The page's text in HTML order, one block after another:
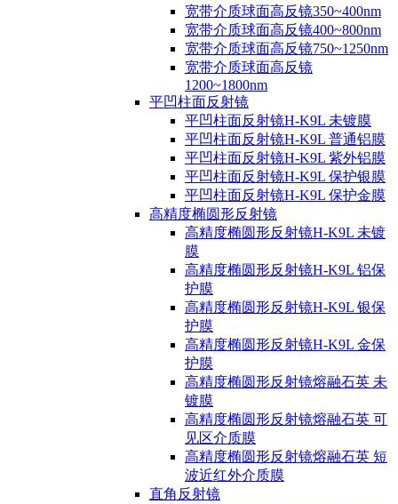
宽带介质球面高反镜350~400nm
宽带介质球面高反镜400~800nm
宽带介质球面高反镜750~1250nm
宽带介质球面高反镜
1200~1800nm
平凹柱面反射镜
平凹柱面反射镜H-K9L 未镀膜
平凹柱面反射镜H-K9L 普通铝膜
平凹柱面反射镜H-K9L 紫外铝膜
平凹柱面反射镜H-K9L 保护银膜
平凹柱面反射镜H-K9L 保护金膜
高精度椭圆形反射镜
高精度椭圆形反射镜H-K9L 未镀
膜
高精度椭圆形反射镜H-K9L 铝保
护膜
高精度椭圆形反射镜H-K9L 银保
护膜
高精度椭圆形反射镜H-K9L 金保
护膜
高精度椭圆形反射镜熔融石英 未
镀膜
高精度椭圆形反射镜熔融石英 可
见区介质膜
高精度椭圆形反射镜熔融石英 短
波近红外介质膜
直角反射镜